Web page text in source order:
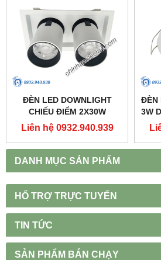
DANH MỤC SẢN PHẨM
HỔ TRỢ TRỰC TUYẾN
TIN TỨC
SẢN PHẨM BÁN CHẠY
ĐÈN LED DOWNLIGHT
CHIẾU ĐIỂM 2X30W
250X137 - DFC2302 -
Liên hệ 0932.940.939
ĐÈN
3W